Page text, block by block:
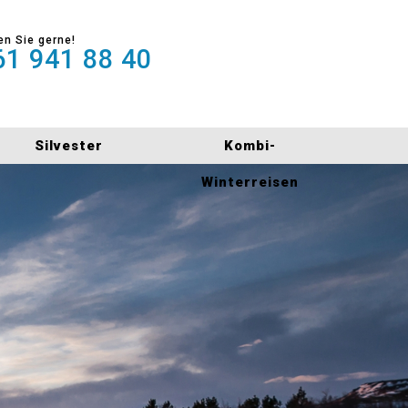
Sie gerne!
941 88 40
Silvester Kombi-
Winterreisen